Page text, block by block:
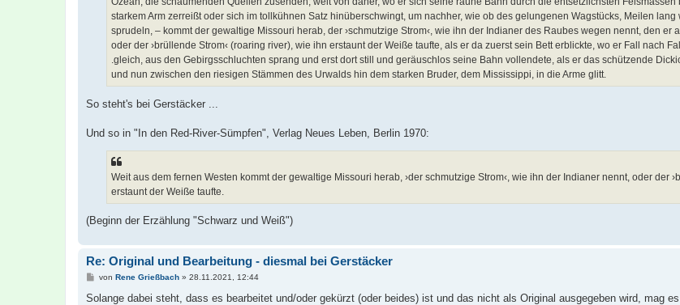
starkem Arm zerreißt oder sich im tollkühnen Satz hinüberschwingt, um nachher, wie ob des gelungenen Wagstücks, Meilen lang
sprudeln, – kommt der gewaltige Missouri herab, der ›schmutzige Strom‹, wie ihn der Indianer des Raubes wegen nennt, den er
oder der ›brüllende Strom‹ (roaring river), wie ihn erstaunt der Weiße taufte, als er da zuerst sein Bett erblickte, wo er Fall nach
.gleich, aus den Gebirgsschluchten sprang und erst dort still und geräuschlos seine Bahn vollendete, als er das schützende
und nun zwischen den riesigen Stämmen des Urwalds hin dem starken Bruder, dem Mississippi, in die Arme glitt.
So steht's bei Gerstäcker ...
Und so in "In den Red-River-Sümpfen", Verlag Neues Leben, Berlin 1970:
Weit aus dem fernen Westen kommt der gewaltige Missouri herab, ›der schmutzige Strom‹, wie ihn der Indianer nennt, oder der
erstaunt der Weiße taufte.
(Beginn der Erzählung "Schwarz und Weiß")
Re: Original und Bearbeitung - diesmal bei Gerstäcker
B
i
von Rene Grießbach» 28.11.2021, 12:44
Solange dabei steht, dass es bearbeitet und/oder gekürzt (oder beides) ist und das nicht als Original ausgegeben wird, mag es